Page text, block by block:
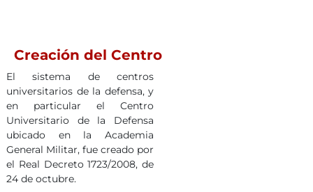
Creación del Centro
El sistema de centros
universitarios de la defensa, y
en particular el Centro
Universitario de la Defensa
ubicado en la Academia
General Militar, fue creado por
el Real Decreto 1723/2008, de
24 de octubre.